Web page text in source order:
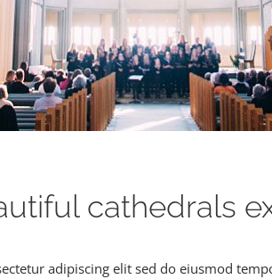
cathedrals
adipiscing elit sed do eiusmod